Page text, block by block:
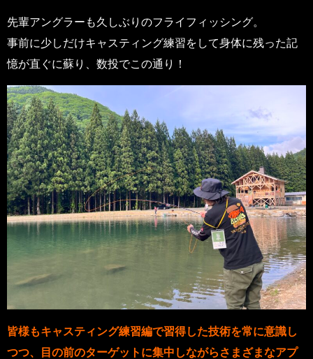
先輩アングラーも久しぶりのフライフィッシング。
事前に少しだけキャスティング練習をして身体に残った記
憶が直ぐに蘇り、数投でこの通り！
皆様もキャスティング練習編で習得した技術を常に意識し
つつ、目の前のターゲットに集中しながらさまざまなアプ